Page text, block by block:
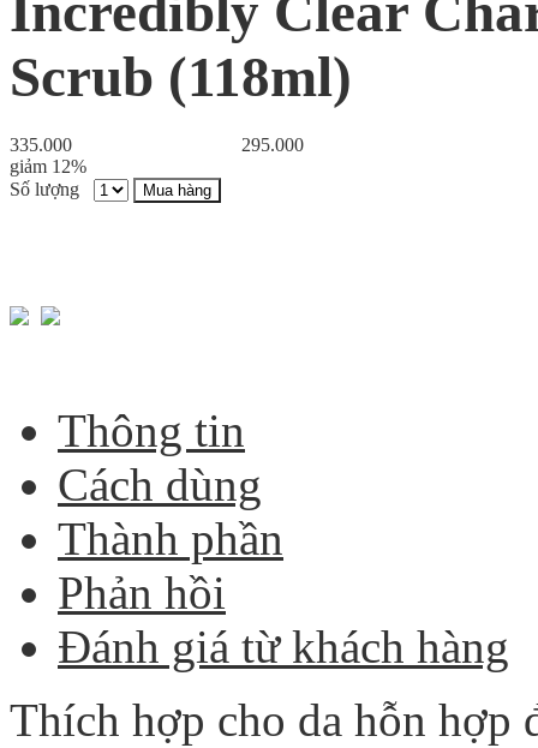
Scrub (118ml)
335.000
295.000
giảm 12%
Số lượng
Mua hàng
Thông tin
Cách dùng
Thành phần
Phản hồi
Đánh giá từ khách hàng
Thích hợp cho da hỗn hợp